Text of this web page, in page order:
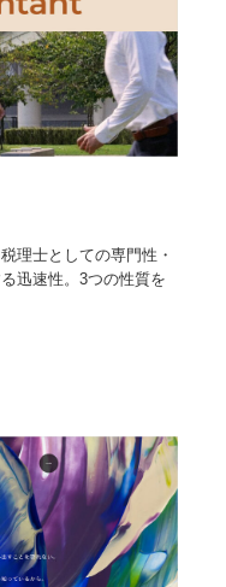
理士としての専門性・
迅速性。3つの性質を